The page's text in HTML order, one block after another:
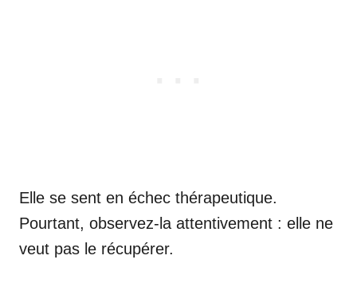
Elle se sent en échec thérapeutique.
Pourtant, observez-la attentivement : elle ne
veut pas le récupérer.